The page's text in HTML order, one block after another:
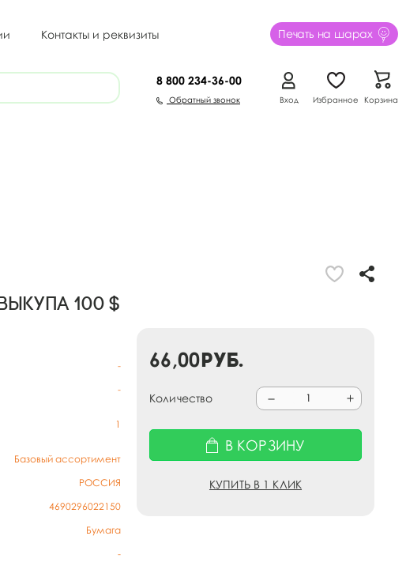
Контакты и реквизиты Печать на шарах
8 800 234-36-00
Обратный звонок Вход Избранное Корзина
100 $
-
-
1
Базовый ассортимент
РОССИЯ
4690296022150
Бумага
-
66,00руб.
Количество
В КОРЗИНУ
КУПИТЬ В 1 КЛИК